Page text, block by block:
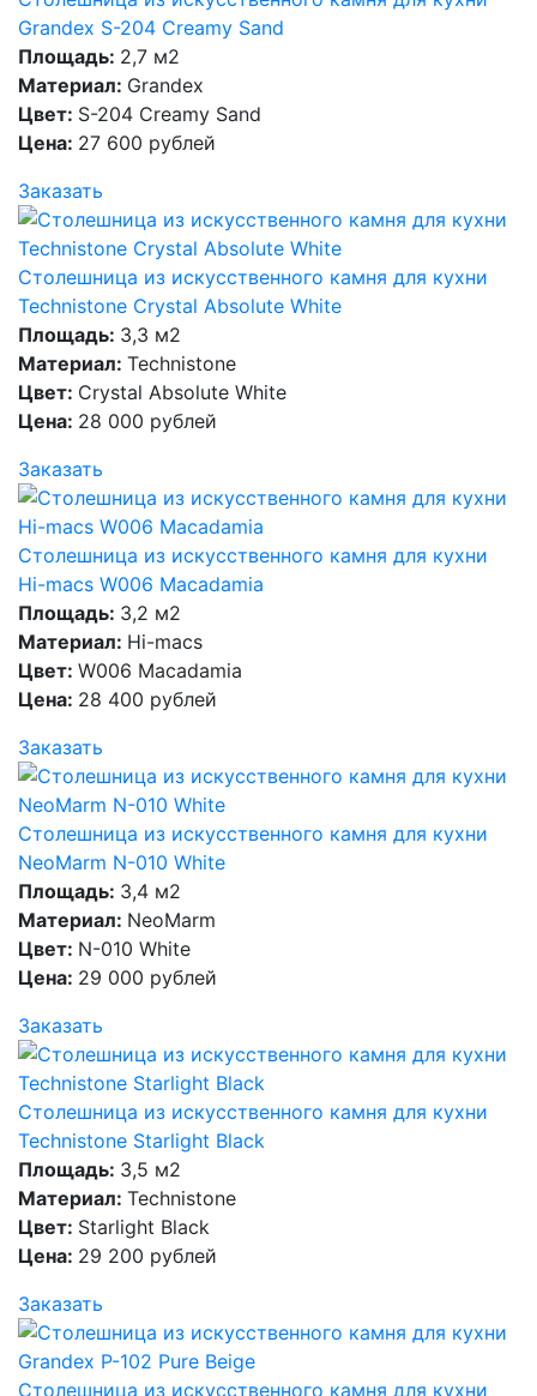
Grandex S-204 Creamy Sand
Площадь: 2,7 м2
Материал: Grandex
Цвет: S-204 Creamy Sand
Цена: 27 600 рублей
Заказать
Столешница из искусственного камня для кухни
Technistone Crystal Absolute White
Площадь: 3,3 м2
Материал: Technistone
Цвет: Crystal Absolute White
Цена: 28 000 рублей
Заказать
Столешница из искусственного камня для кухни
Hi-macs W006 Macadamia
Площадь: 3,2 м2
Материал: Hi-macs
Цвет: W006 Macadamia
Цена: 28 400 рублей
Заказать
Столешница из искусственного камня для кухни
NeoMarm N-010 White
Площадь: 3,4 м2
Материал: NeoMarm
Цвет: N-010 White
Цена: 29 000 рублей
Заказать
Столешница из искусственного камня для кухни
Technistone Starlight Black
Площадь: 3,5 м2
Материал: Technistone
Цвет: Starlight Black
Цена: 29 200 рублей
Заказать
Столешница из искусственного камня для кухни